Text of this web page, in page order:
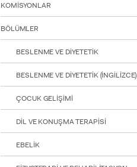
F10'a
basın.
KOMİSYONLAR
BÖLÜMLER
BESLENME VE DİYETETİK
BESLENME VE DİYETETİK (İNGİLİZCE)
ÇOCUK GELİŞİMİ
DİL VE KONUŞMA TERAPİSİ
EBELİK